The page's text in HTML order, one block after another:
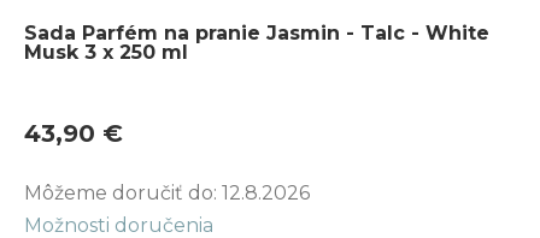
Sada Parfém na pranie Jasmin - Talc - White
Musk 3 x 250 ml
43,90 €
cena:
Môžeme doručiť do: 12.8.2026
Možnosti doručenia